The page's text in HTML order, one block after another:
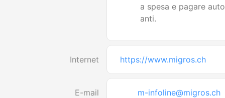
a spesa e pagare
anti.
Internet https://www.migros.ch
E-mail m-infoline@migros.ch